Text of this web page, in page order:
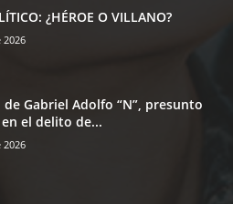
¿HÉROE O VILLANO?
2026
Gabriel Adolfo “N”, presunto
el delito de...
2026